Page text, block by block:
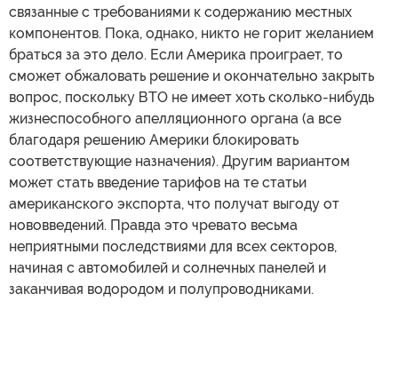
связанные с требованиями к содержанию местных
компонентов. Пока, однако, никто не горит желанием
браться за это дело. Если Америка проиграет, то
сможет обжаловать решение и окончательно закрыть
вопрос, поскольку ВТО не имеет хоть сколько-нибудь
жизнеспособного апелляционного органа (а все
благодаря решению Америки блокировать
соответствующие назначения). Другим вариантом
может стать введение тарифов на те статьи
американского экспорта, что получат выгоду от
нововведений. Правда это чревато весьма
неприятными последствиями для всех секторов,
начиная с автомобилей и солнечных панелей и
заканчивая водородом и полупроводниками.